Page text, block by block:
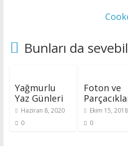
Bunları da
Yağmurlu
Yaz Günleri
Haziran 8, 2020
0
Foton ve
Ekim 15, 2018
0